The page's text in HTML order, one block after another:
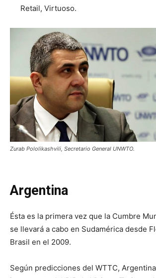
Retail, Virtuoso.
Zurab Pololikashvili, Secretario General UNWTO.
Argentina
Ésta es la primera vez que la Cumbre
se llevará a cabo en Sudamérica desde
Brasil en el 2009.
Según predicciones del WTTC,